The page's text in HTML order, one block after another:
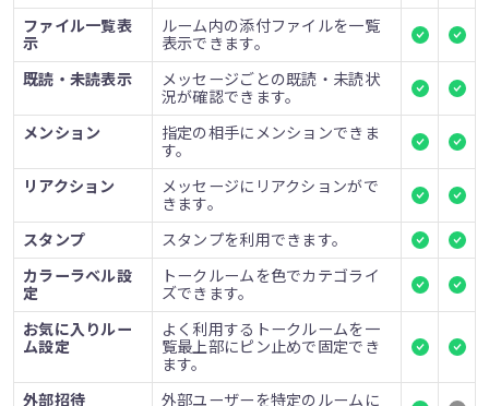
ファイル一覧表
示
ルーム内の添付ファイルを一覧
表示できます。
既読・未読表示
メッセージごとの既読・未読状
況が確認できます。
メンション
指定の相手にメンションできま
す。
リアクション
メッセージにリアクションがで
きます。
スタンプ スタンプを利用できます。
カラーラベル設
定
トークルームを色でカテゴライ
ズできます。
お気に入りルー
ム設定
よく利用するトークルームを一
覧最上部にピン止めで固定でき
ます。
外部招待
外部ユーザーを特定のルームに